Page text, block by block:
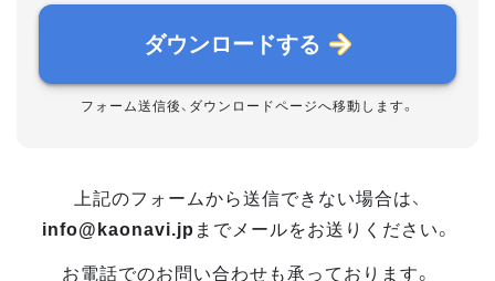
ダウンロードする
フォーム送信後、ダウンロードページへ移動します。
上記のフォームから送信できない場合は、
info@kaonavi.jp までメールをお送りください。
お電話でのお問い合わせも承っております。